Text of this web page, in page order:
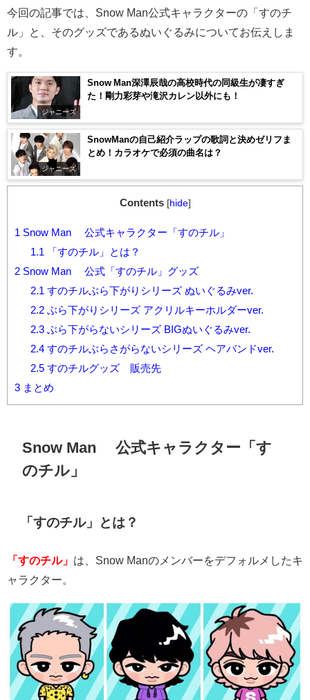
今回の記事では、Snow Man公式キャラクターの「すのチ
ル」と、そのグッズであるぬいぐるみについてお伝えしま
す。
ジャニーズ
Snow Man深澤辰哉の高校時代の同級生が凄すぎ
た！剛力彩芽や滝沢カレン以外にも！
ジャニーズ
SnowManの自己紹介ラップの歌詞と決めゼリフま
とめ！カラオケで必須の曲名は？
Contents [hide]
1 Snow Man 公式キャラクター「すのチル」
1.1 「すのチル」とは？
2 Snow Man 公式「すのチル」グッズ
2.1 すのチルぶら下がりシリーズ ぬいぐるみver.
2.2ぶら下がりシリーズ アクリルキーホルダーver.
2.3ぶら下がらないシリーズ BIGぬいぐるみver.
2.4すのチルぶらさがらないシリーズ ヘアバンドver.
2.5すのチルグッズ 販売先
3 まとめ
Snow Man 公式キャラクター「す
のチル」
「すのチル」とは？
「すのチル」 は、 Snow Manのメンバーをデフォルメしたキ
ャラクター。